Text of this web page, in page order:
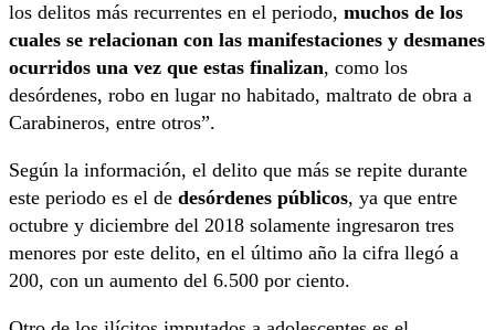
los delitos más recurrentes en el periodo, muchos de los
cuales se relacionan con las manifestaciones y desmanes
ocurridos una vez que estas finalizan, como los
desórdenes, robo en lugar no habitado, maltrato de obra a
Carabineros, entre otros”.
Según la información, el delito que más se repite durante
este periodo es el de desórdenes públicos, ya que entre
octubre y diciembre del 2018 solamente ingresaron tres
menores por este delito, en el último año la cifra llegó a
200, con un aumento del 6.500 por ciento.